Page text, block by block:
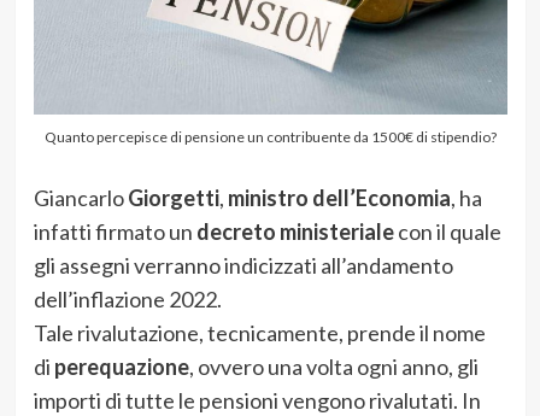
Quanto percepisce di pensione un contribuente da 1500€ di stipendio?
GiancarloGiorgetti, ministro dell’Economia, ha
infatti firmato un decreto ministerialecon il quale
gli assegni verranno indicizzati all’andamento
dell’inflazione 2022.
Tale rivalutazione, tecnicamente, prende il nome
di perequazione, ovvero una volta ogni anno, gli
importi di tutte le pensioni vengono rivalutati. In